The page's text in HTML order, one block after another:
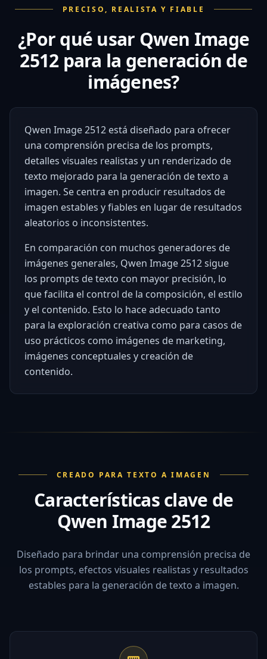
PRECISO, REALISTA Y FIABLE
¿Por qué usar Qwen Image
2512 para la generación de
imágenes?
Qwen Image 2512 está diseñado para ofrecer
una comprensión precisa de los prompts,
detalles visuales realistas y un renderizado de
texto mejorado para la generación de texto a
imagen. Se centra en producir resultados de
imagen estables y fiables en lugar de resultados
aleatorios o inconsistentes.
En comparación con muchos generadores de
imágenes generales, Qwen Image 2512 sigue
los prompts de texto con mayor precisión, lo
que facilita el control de la composición, el estilo
y el contenido. Esto lo hace adecuado tanto
para la exploración creativa como para casos de
uso prácticos como imágenes de marketing,
imágenes conceptuales y creación de
contenido.
CREADO PARA TEXTO A IMAGEN
Características clave de
Qwen Image 2512
Diseñado para brindar una comprensión precisa de
los prompts, efectos visuales realistas y resultados
estables para la generación de texto a imagen.